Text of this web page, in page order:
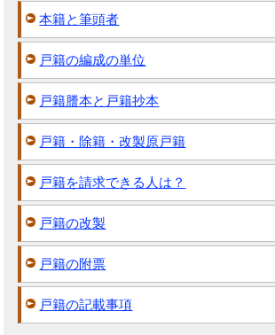
本籍と筆頭者
戸籍の編成の単位
戸籍謄本と戸籍抄本
戸籍・除籍・改製原戸籍
戸籍を請求できる人は？
戸籍の改製
戸籍の附票
戸籍の記載事項